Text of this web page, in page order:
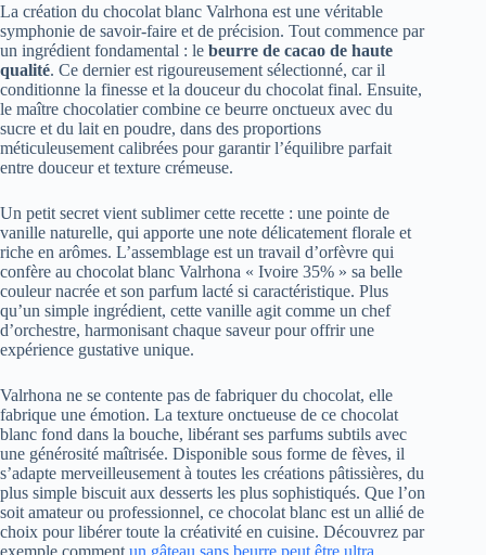
La création du chocolat blanc Valrhona est une véritable
symphonie de savoir-faire et de précision. Tout commence par
un ingrédient fondamental : le beurre de cacao de haute
qualité. Ce dernier est rigoureusement sélectionné, car il
conditionne la finesse et la douceur du chocolat final. Ensuite,
le maître chocolatier combine ce beurre onctueux avec du
sucre et du lait en poudre, dans des proportions
méticuleusement calibrées pour garantir l’équilibre parfait
entre douceur et texture crémeuse.
Un petit secret vient sublimer cette recette : une pointe de
vanille naturelle, qui apporte une note délicatement florale et
riche en arômes. L’assemblage est un travail d’orfèvre qui
confère au chocolat blanc Valrhona « Ivoire 35% » sa belle
couleur nacrée et son parfum lacté si caractéristique. Plus
qu’un simple ingrédient, cette vanille agit comme un chef
d’orchestre, harmonisant chaque saveur pour offrir une
expérience gustative unique.
Valrhona ne se contente pas de fabriquer du chocolat, elle
fabrique une émotion. La texture onctueuse de ce chocolat
blanc fond dans la bouche, libérant ses parfums subtils avec
une générosité maîtrisée. Disponible sous forme de fèves, il
s’adapte merveilleusement à toutes les créations pâtissières, du
plus simple biscuit aux desserts les plus sophistiqués. Que l’on
soit amateur ou professionnel, ce chocolat blanc est un allié de
choix pour libérer toute la créativité en cuisine. Découvrez par
exemple comment un gâteau sans beurre peut être ultra